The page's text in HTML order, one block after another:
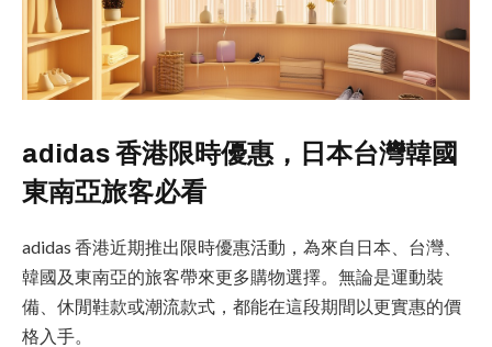
adidas 香港限時優惠，日本台灣韓國
東南亞旅客必看
adidas 香港近期推出限時優惠活動，為來自日本、台灣、
韓國及東南亞的旅客帶來更多購物選擇。無論是運動裝
備、休閒鞋款或潮流款式，都能在這段期間以更實惠的價
格入手。